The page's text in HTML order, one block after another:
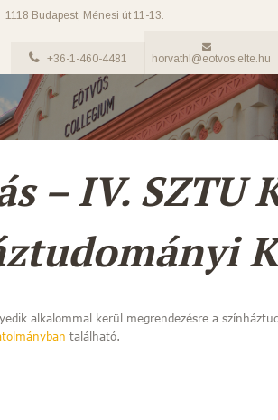
1118 Budapest, Ménesi út 11-13.
+36-1-460-4481 horvathl@eotvos.elte.hu
– IV. SZTU
alkalommal kerül megrendezésre a
található.